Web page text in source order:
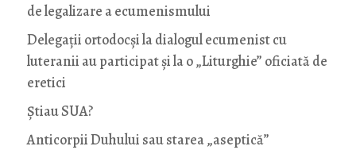
de legalizare a ecumenismului
Delegații ortodocși la dialogul ecumenist cu
luteranii au participat și la o „Liturghie” oficiată de
eretici
Știau SUA?
Anticorpii Duhului sau starea „aseptică”